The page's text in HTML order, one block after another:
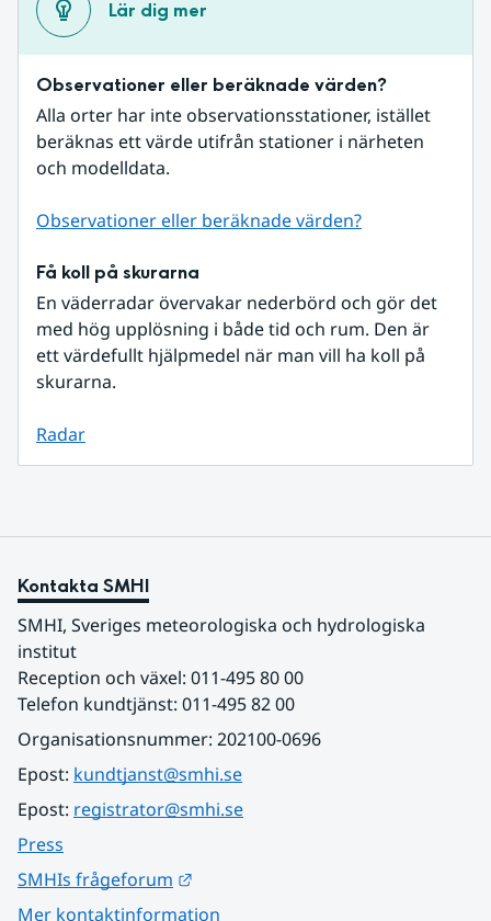
Lär dig mer
Observationer eller beräknade värden?
Alla orter har inte observationsstationer, istället
beräknas ett värde utifrån stationer i närheten
och modelldata.
Observationer eller beräknade värden?
Få koll på skurarna
En väderradar övervakar nederbörd och gör det
med hög upplösning i både tid och rum. Den är
ett värdefullt hjälpmedel när man vill ha koll på
skurarna.
Radar
Kontakta SMHI
SMHI, Sveriges meteorologiska och hydrologiska
institut
Reception och växel: 011-495 80 00
Telefon kundtjänst: 011-495 82 00
Organisationsnummer: 202100-0696
Epost: kundtjanst@smhi.se
Epost: registrator@smhi.se
Press
SMHIs frågeforum
Mer kontaktinformation